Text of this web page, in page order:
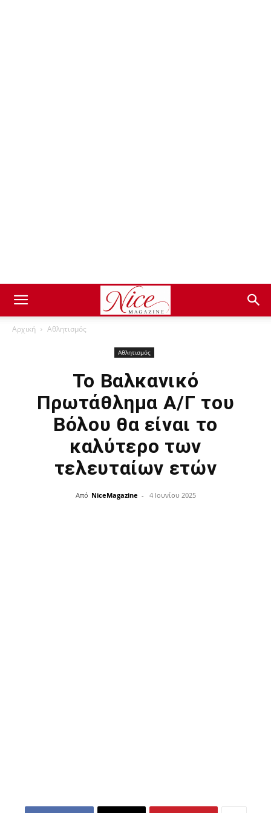
Αρχική Αθλητισμός
Αθλητισμός
Το Βαλκανικό
Πρωτάθλημα Α/Γ του
Βόλου θα είναι το
καλύτερο των
τελευταίων ετών
Από NiceMagazine - 4 Ιουνίου 2025